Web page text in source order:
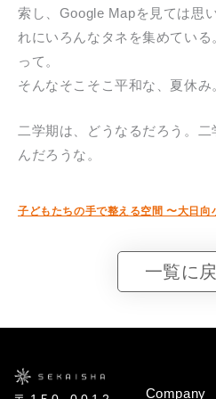
索し、Google Mapを見ては思
れにいろんなタネを集めている
って。
そんなそこそこ平和な、夏休み
二学期は、どうなるだろう。
んだろうな。
子どもたちの手で整える空間 〜大日向
一覧に
Company